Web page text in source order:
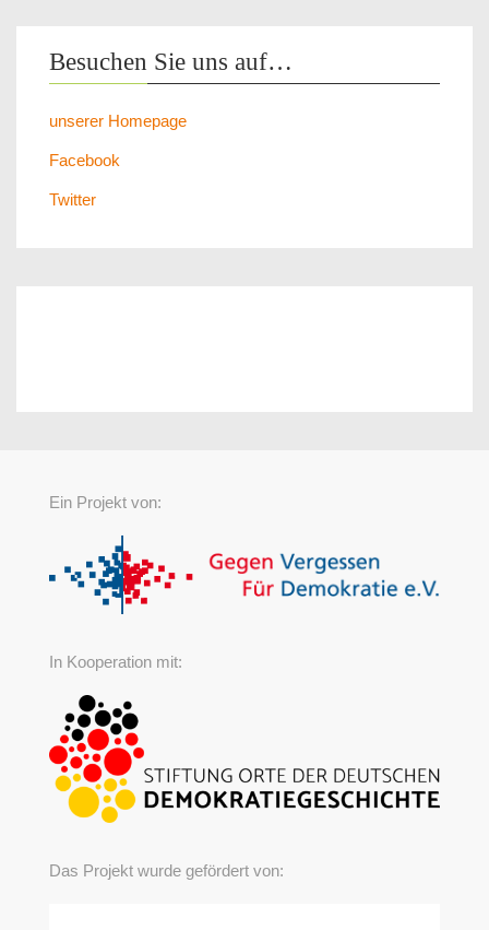
Besuchen Sie uns auf…
unserer Homepage
Facebook
Twitter
Ein Projekt von:
In Kooperation mit:
Das Projekt wurde gefördert von: